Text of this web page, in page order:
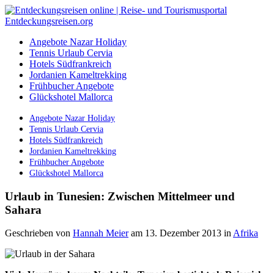
Angebote Nazar Holiday
Tennis Urlaub Cervia
Hotels Südfrankreich
Jordanien Kameltrekking
Frühbucher Angebote
Glückshotel Mallorca
Angebote Nazar Holiday
Tennis Urlaub Cervia
Hotels Südfrankreich
Jordanien Kameltrekking
Frühbucher Angebote
Glückshotel Mallorca
Urlaub in Tunesien: Zwischen Mittelmeer und
Sahara
Geschrieben von Hannah Meier am 13. Dezember 2013 inAfrika